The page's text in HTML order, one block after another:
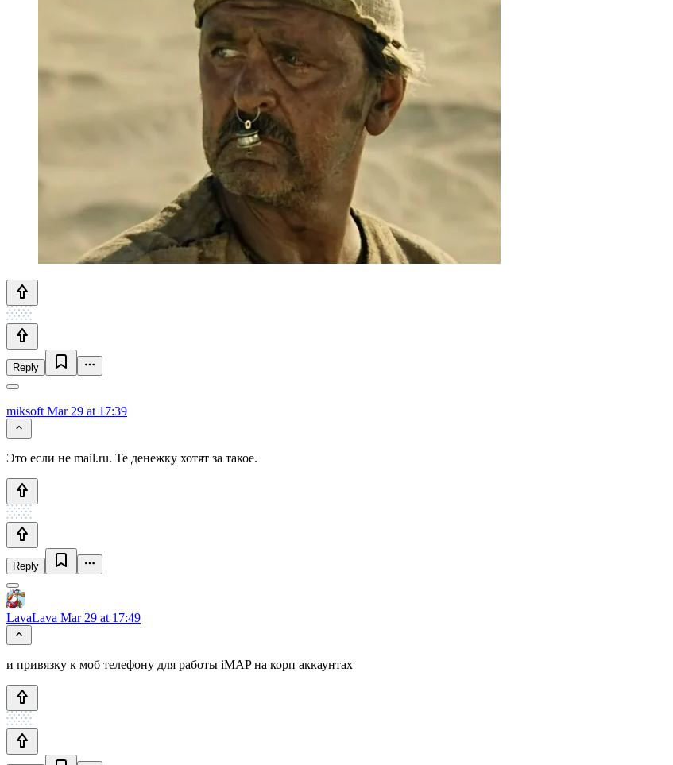
Reply
miksoft Mar 29 at 17:39
Это если не mail.ru. Те денежку хотят за такое.
Reply
LavaLava Mar 29 at 17:49
и привязку к моб телефону для работы iMAP на корп аккаунтах